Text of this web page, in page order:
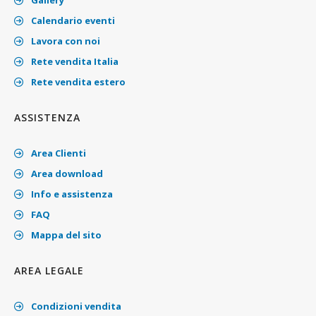
Calendario eventi
Lavora con noi
Rete vendita Italia
Rete vendita estero
ASSISTENZA
Area Clienti
Area download
Info e assistenza
FAQ
Mappa del sito
AREA LEGALE
Condizioni vendita